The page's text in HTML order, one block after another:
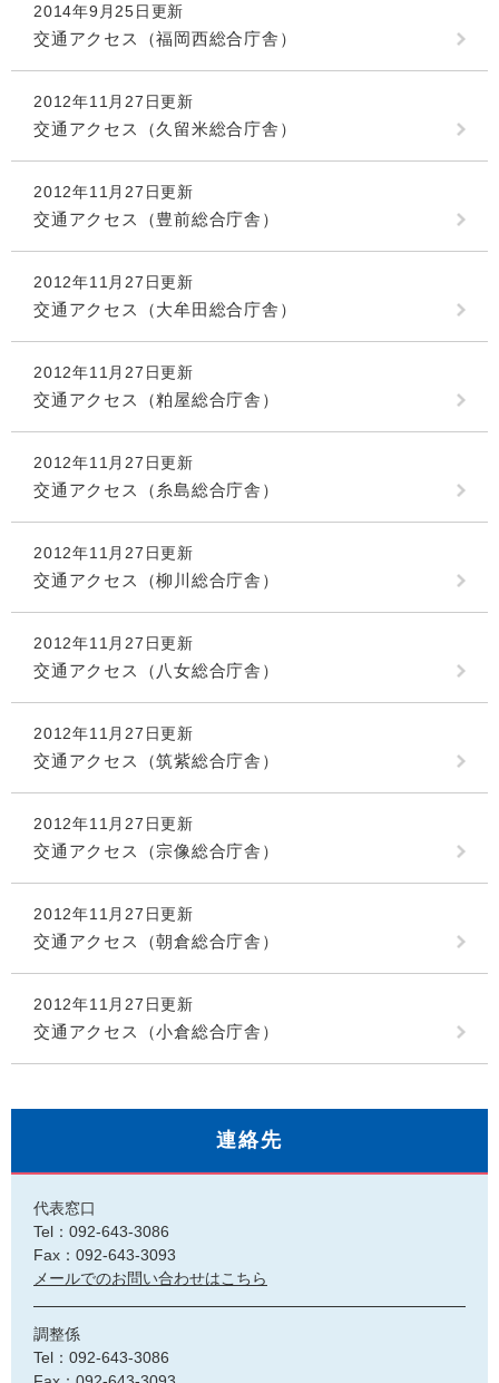
2014年9月25日更新
交通アクセス（福岡西総合庁舎）
2012年11月27日更新
交通アクセス（久留米総合庁舎）
2012年11月27日更新
交通アクセス（豊前総合庁舎）
2012年11月27日更新
交通アクセス（大牟田総合庁舎）
2012年11月27日更新
交通アクセス（粕屋総合庁舎）
2012年11月27日更新
交通アクセス（糸島総合庁舎）
2012年11月27日更新
交通アクセス（柳川総合庁舎）
2012年11月27日更新
交通アクセス（八女総合庁舎）
2012年11月27日更新
交通アクセス（筑紫総合庁舎）
2012年11月27日更新
交通アクセス（宗像総合庁舎）
2012年11月27日更新
交通アクセス（朝倉総合庁舎）
2012年11月27日更新
交通アクセス（小倉総合庁舎）
連絡先
代表窓口
Tel：092-643-3086
Fax：092-643-3093
メールでのお問い合わせはこちら
調整係
Tel：092-643-3086